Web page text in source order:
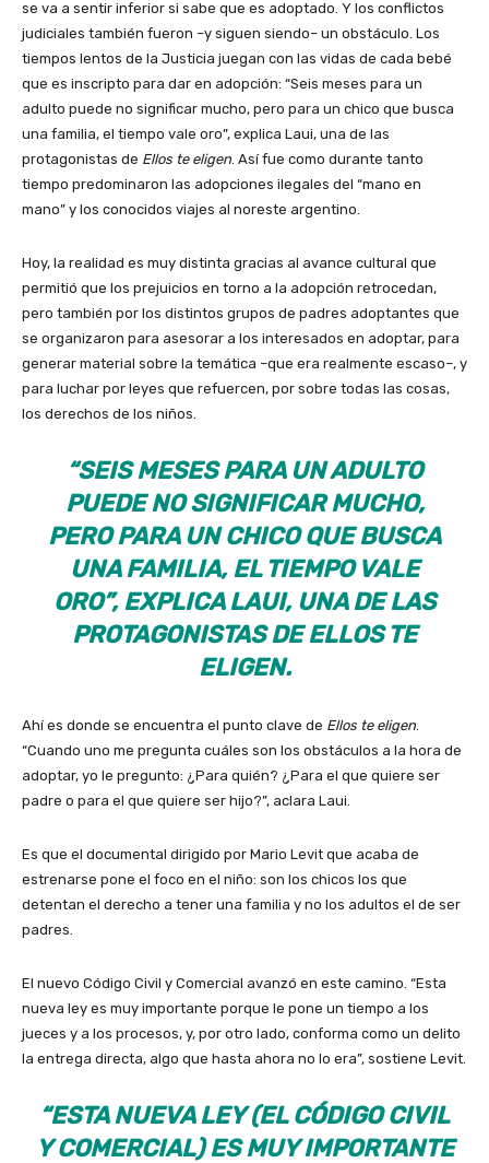
se va a sentir inferior si sabe que es adoptado. Y los conflictos
judiciales también fueron –y siguen siendo– un obstáculo. Los
tiempos lentos de la Justicia juegan con las vidas de cada bebé
que es inscripto para dar en adopción: “Seis meses para un
adulto puede no significar mucho, pero para un chico que busca
una familia, el tiempo vale oro”, explica Laui, una de las
protagonistas de Ellos te eligen. Así fue como durante tanto
tiempo predominaron las adopciones ilegales del “mano en
mano” y los conocidos viajes al noreste argentino.
Hoy, la realidad es muy distinta gracias al avance cultural que
permitió que los prejuicios en torno a la adopción retrocedan,
pero también por los distintos grupos de padres adoptantes que
se organizaron para asesorar a los interesados en adoptar, para
generar material sobre la temática –que era realmente escaso–, y
para luchar por leyes que refuercen, por sobre todas las cosas,
los derechos de los niños.
“SEIS MESES PARA UN ADULTO
PUEDE NO SIGNIFICAR MUCHO,
PERO PARA UN CHICO QUE BUSCA
UNA FAMILIA, EL TIEMPO VALE
ORO”, EXPLICA LAUI, UNA DE LAS
PROTAGONISTAS DE ELLOS TE
ELIGEN.
Ahí es donde se encuentra el punto clave de Ellos te eligen.
“Cuando uno me pregunta cuáles son los obstáculos a la hora de
adoptar, yo le pregunto: ¿Para quién? ¿Para el que quiere ser
padre o para el que quiere ser hijo?”, aclara Laui.
Es que el documental dirigido por Mario Levit que acaba de
estrenarse pone el foco en el niño: son los chicos los que
detentan el derecho a tener una familia y no los adultos el de ser
padres.
El nuevo Código Civil y Comercial avanzó en este camino. “Esta
nueva ley es muy importante porque le pone un tiempo a los
jueces y a los procesos, y, por otro lado, conforma como un delito
la entrega directa, algo que hasta ahora no lo era”, sostiene Levit.
“ESTA NUEVA LEY (EL CÓDIGO CIVIL
Y COMERCIAL) ES MUY IMPORTANTE